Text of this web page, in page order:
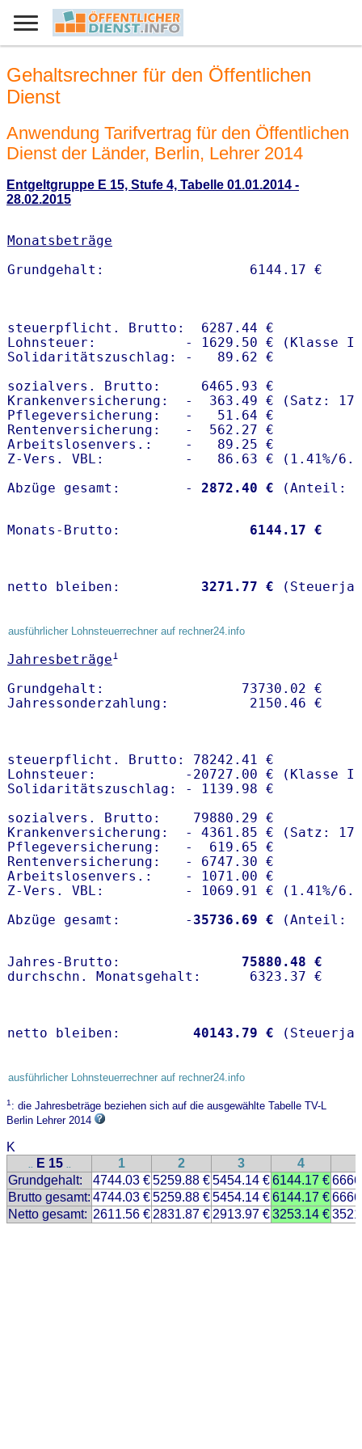
Gehaltsrechner für den Öffentlichen
Dienst
Anwendung Tarifvertrag für den Öffentlichen
Dienst der Länder, Berlin, Lehrer 2014
Entgeltgruppe E 15, Stufe 4, Tabelle 01.01.2014 -
28.02.2015
Monatsbeträge
steuerpflicht. Brutto:  6287.44 €
Lohnsteuer:           - 1629.50 € (Klasse I)
Solidaritätszuschlag: -   89.62 €
sozialvers. Brutto:     6465.93 €
Krankenversicherung:  -  363.49 € (Satz:
Pflegeversicherung:   -   51.64 €
Rentenversicherung:   -  562.27 €
Arbeitslosenvers.:    -   89.25 €
Z-Vers. VBL:          -   86.63 € ( 1.41%/
Abzüge gesamt:        -
2872.40 €
Monats-Brutto: 6144.17 €
netto bleiben: 3271.77 €
ausführlicher Lohnsteuerrechner auf rechner24.info
Jahresbeträge1
Grundgehalt:                 73730.02 €
steuerpflicht. Brutto: 78242.41 €
Lohnsteuer:           -20727.00 € (Klasse I)
Solidaritätszuschlag: - 1139.98 €
sozialvers. Brutto:    79880.29 €
Krankenversicherung:  - 4361.85 € (Satz:
Pflegeversicherung:   -  619.65 €
Rentenversicherung:   - 6747.30 €
Arbeitslosenvers.:    - 1071.00 €
Z-Vers. VBL:          - 1069.91 € ( 1.41%/
Abzüge gesamt:        - 35736.69 €
Jahres-Brutto: 75880.48 €
netto bleiben: 40143.79 €
ausführlicher Lohnsteuerrechner auf rechner24.info
1: die Jahresbeträge beziehen sich auf die ausgewählte Tabelle TV-L
Berlin Lehrer 2014
K
.. E 15 .. 1 2 3 4
Grundgehalt:
4744.03 €5259.88 €5454.14 €6144.17 €
Brutto gesamt: 4744.03 €5259.88 €5454.14 €6144.17 €
Netto gesamt: 2611.56 € 2831.87 € 2913.97 €3253.14 €